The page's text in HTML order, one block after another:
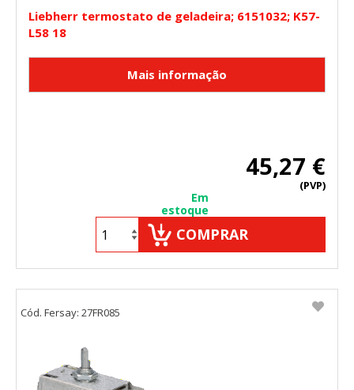
Liebherr termostato de geladeira; 6151032; K57-
L58 18
45,27 €
(PVP)
Em
estoque
COMPRAR
Cód. Fersay: 27FR085